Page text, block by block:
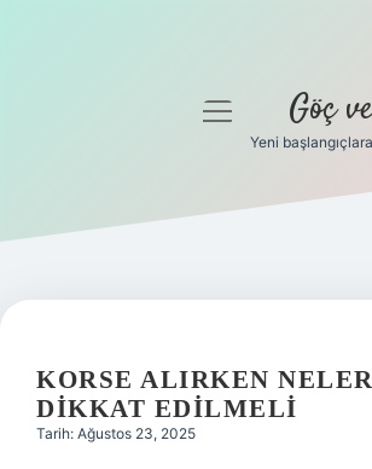
Gizlilik Politikası
Yasal Uyarı
menüyü
Göç
Yeni
KORSE ALIRKEN
DIKKAT EDILMELI
Tarih: Ağustos 23, 2025